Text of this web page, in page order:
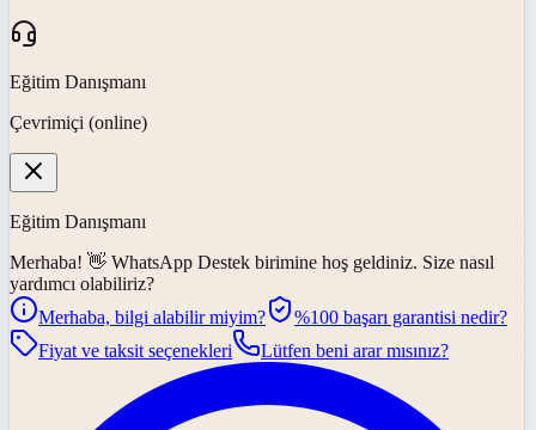
Eğitim Danışmanı
Çevrimiçi (online)
Eğitim Danışmanı
Merhaba! 👋 WhatsApp Destek birimine hoş geldiniz. Size nasıl
yardımcı olabiliriz?
Merhaba, bilgi alabilir miyim?
%100 başarı garantisi nedir?
Fiyat ve taksit seçenekleri
Lütfen beni arar mısınız?